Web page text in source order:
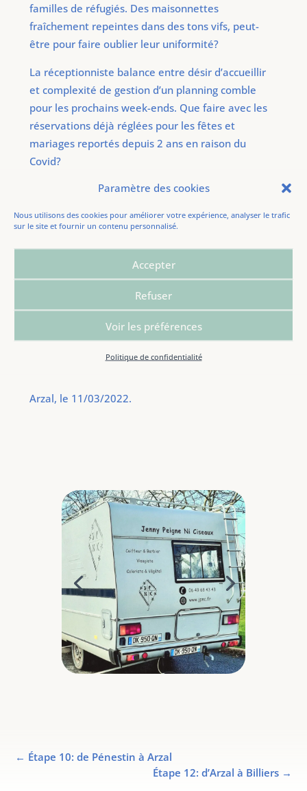
Paramètre des cookies
Nous utilisons des cookies pour améliorer votre expérience, analyser le trafic
sur le site et fournir un contenu personnalisé.
Accepter
Refuser
Voir les préférences
Politique de confidentialité
familles de réfugiés. Des maisonnettes
fraîchement repeintes dans des tons vifs, peut-
être pour faire oublier leur uniformité?
La réceptionniste balance entre désir d’accueillir
et complexité de gestion d’un planning comble
pour les prochains week-ends. Que faire avec les
réservations déjà réglées pour les fêtes et
mariages reportés depuis 2 ans en raison du
Covid?
— De toutes façons c’est pour 3 mois seulement et
Sans réaliser que le conflit n’a jamais vraiment
cessé depuis février 2014. Elle veut croire dur
comme fer qu’on va trouver une solution rapide,
même après huit années sans résolution. Alors
j’imagine l’arrivée possible de 140 enfants dans
cette bourgade de 1700 âmes, autant qu’elle n’en
accueille aujourd’hui dans son unique école.
Arzal, le 11/03/2022.
← Étape 10: de Pénestin à Arzal
Étape 12: d’Arzal à Billiers→